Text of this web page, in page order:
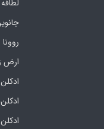
لطافه
روونا
ارض